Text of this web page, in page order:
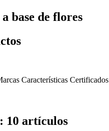
base de flores
Características Certificados
10 artículos